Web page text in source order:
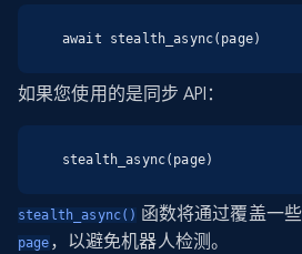
await stealth_async(page)
如果您使用的是同步 API：
stealth_async(page)
stealth_async() 函数将通过覆盖一
page ，以避免机器人检测。